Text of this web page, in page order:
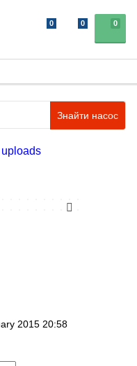
0
0 0
Знайти насос
uploads
2015 20:58